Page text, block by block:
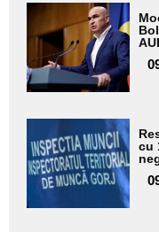
Adaugă
aici textul
pentru
subtitlu
Adaugă
aici textul
pentru
subtitlu
cu